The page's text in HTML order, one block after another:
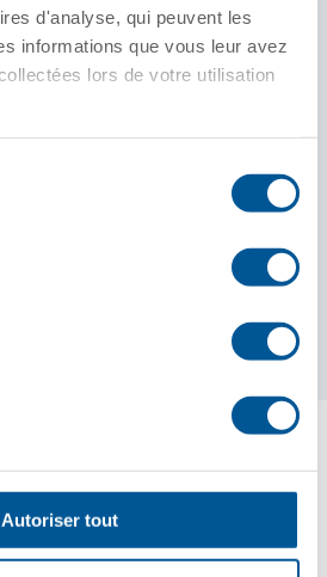
d'analyse, qui peuvent les
informations que vous leur avez
lors de votre utilisation
Autoriser tout
(pi)
revêtement pour la pureté